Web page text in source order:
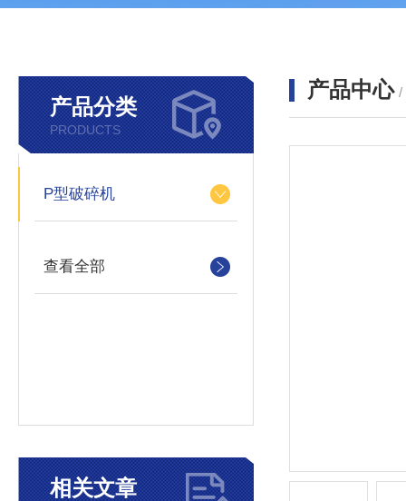
产品分类
PRODUCTS
P型破碎机
查看全部
相关文章
产品中心 /